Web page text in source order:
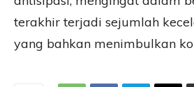
terakhir terjadi sejumlah
yang bahkan menimbulkan